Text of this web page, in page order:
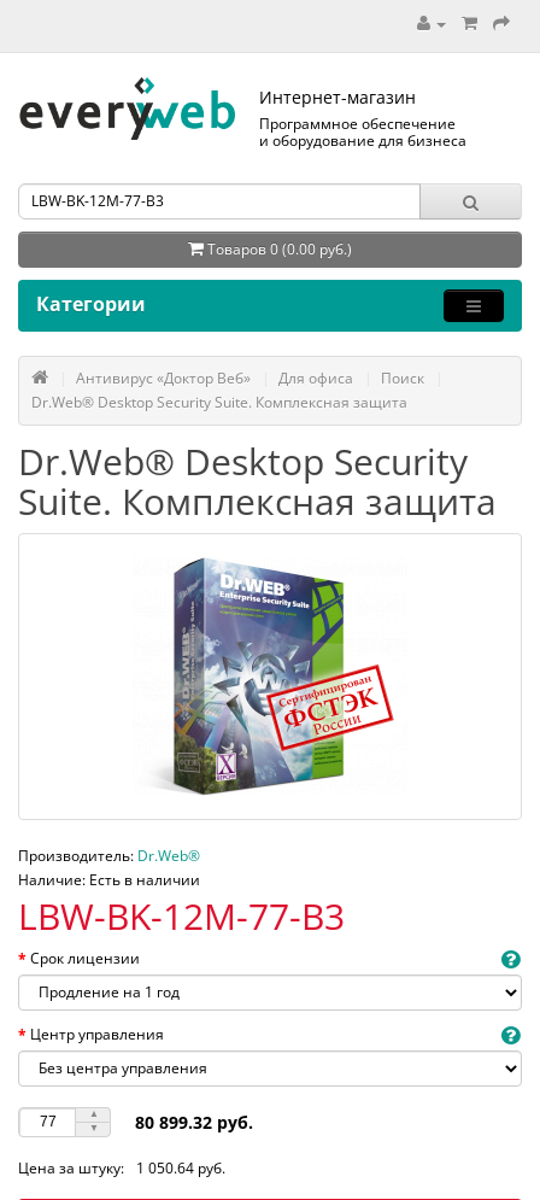
Интернет-магазин
Программное обеспечение
и оборудование для бизнеса
Товаров 0 (0.00 руб.)
Категории
Антивирус «Доктор Веб» Для офиса
Поиск
Dr.Web® Desktop Security Suite. Комплексная защита
Dr.Web® Desktop Security
Suite. Комплексная защита
Производитель: Dr.Web®
Наличие: Есть в наличии
LBW-BK-12M-77-B3
Срок лицензии
Центр управления
80 899.32 руб.
Цена за штуку: 1 050.64 руб.